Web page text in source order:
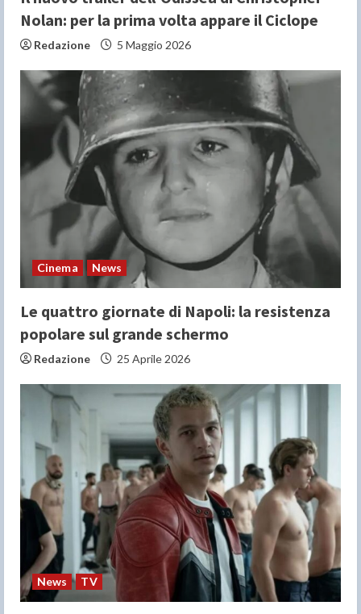
Nolan: per la prima volta appare il Ciclope
Redazione 5 Maggio 2026
Cinema News
Le quattro giornate di Napoli: la resistenza
popolare sul grande schermo
Redazione 25 Aprile 2026
News TV